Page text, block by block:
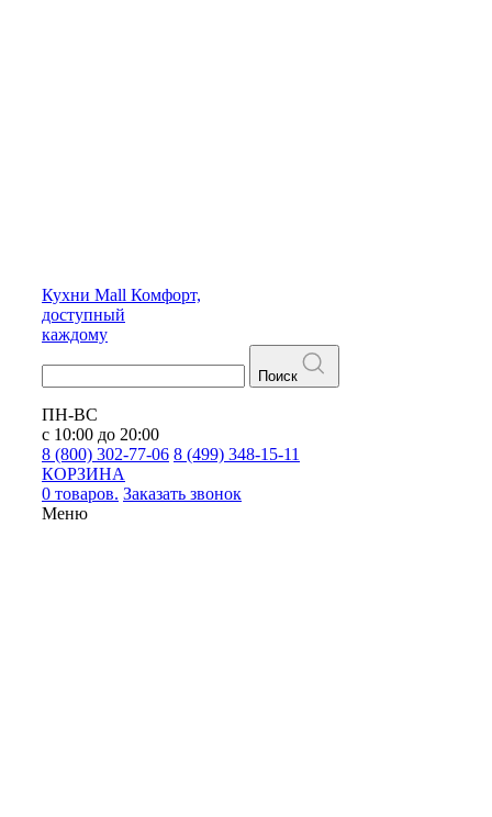
Кухни Mall Комфорт,
доступный
каждому
Поиск
ПН-ВС
с 10:00 до 20:00
8 (800) 302-77-06 8 (499) 348-15-11
КОРЗИНА
0 товаров. Заказать звонок
Меню